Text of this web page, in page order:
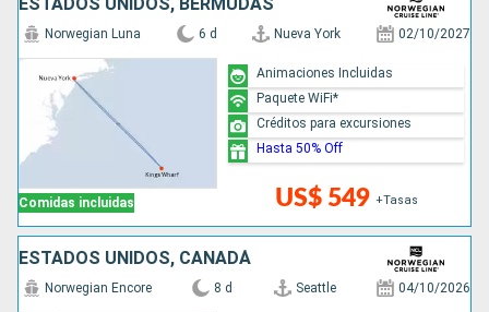
Comidas incluidas
Norwegian Luna 6 d Nueva York 02/10/2027
US$ 549 +Tasas
Animaciones Incluidas
Paquete WiFi*
Créditos para excursiones
Hasta 50% Off
ESTADOS UNIDOS, CANADÁ
Norwegian Encore 8 d Seattle 04/10/2026